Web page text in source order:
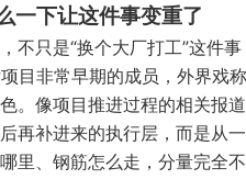
一下让这件事变重了
不只是“换个大厂打工”这件
目非常早期的成员，外界戏
。像项目推进过程的相关报道
再补进来的执行层，而是从
里、钢筋怎么走，分量完全